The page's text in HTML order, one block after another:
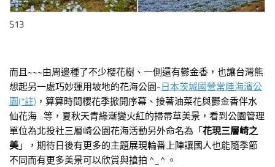
S13
而且~~~由周邊種了不少櫻花樹、一側還有鬱金香，也讓台灣熊
想起另一處巧妙運用坡地的花海公園- 日本茨城國營常陸海濱公
園(*註) ，算算時間櫻花季掀開序幕、接著油菜花與鬱金香伴水
仙花海…等，夏秋天青綠漸變火紅的掃帚草美景，看到公園管理
單位為北投社三層崎公園花海活動另外命名為「 花現三層崎之
美 」，期待日後有更多的主題展現輪番上陣讓國人也能隨季節
不同而有更多美景可以欣賞與搶拍 ^_^ 。